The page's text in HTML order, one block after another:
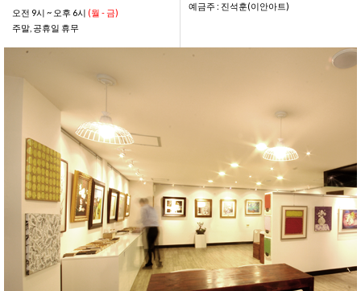
오전 9시 ~ 오후 6시 (월 - 금)
주말, 공휴일 휴무
예금주 : 진석훈(이안아트)